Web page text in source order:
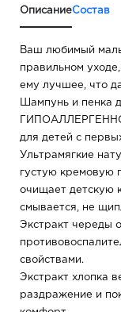
ОписаниеСостав
Ваш любимый
правильном
ему лучшее, что
Шампунь и пенка
для детей с
Ультрамягкие
густую кремовую
очищает детскую
смывается, не
Экстракт череды
свойствами.
Экстракт хлопка
раздражение и